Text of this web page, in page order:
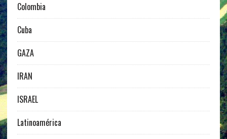
Colombia
Cuba
GAZA
IRAN
ISRAEL
Latinoamérica